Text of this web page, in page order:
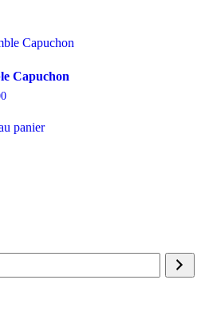
Capuchon
panier